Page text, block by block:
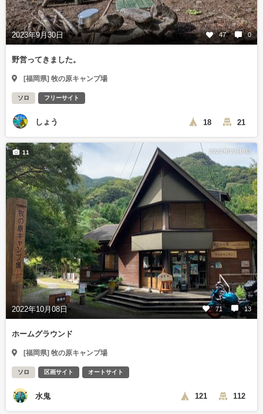
2023年9月30日 47 0
野営ってきました。
[福岡県] 牧の原キャンプ場
ソロ フリーサイト
しょう 18 21
2022年10月9日
2022年10月08日 71 13
11
ホームグラウンド
[福岡県] 牧の原キャンプ場
ソロ 区画サイト オートサイト
水鬼 121 112